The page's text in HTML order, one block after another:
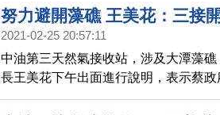
將台北港列為選址對象之一，但八里居
台電說，恐怕會影響2025年非核家園
努力避開藻礁 王美花：三接
2021-02-25 20:57:11
中油第三天然氣接收站，涉及大潭藻
長王美花下午出面進行說明，表示蔡政
就進行開發案檢討，目前開發面積只